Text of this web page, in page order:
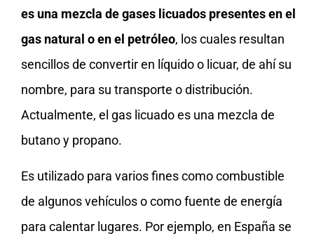
es una mezcla de gases licuados presentes en el
gas natural o en el petróleo, los cuales resultan
sencillos de convertir en líquido o licuar, de ahí su
nombre, para su transporte o distribución.
Actualmente, el gas licuado es una mezcla de
butano y propano.
Es utilizado para varios fines como combustible
de algunos vehículos o como fuente de energía
para calentar lugares. Por ejemplo, en España se